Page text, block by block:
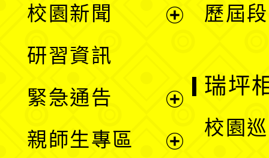
單
校園新聞
選
單
研習資訊
緊急通告
親師生專區
歷屆
瑞坪
校園